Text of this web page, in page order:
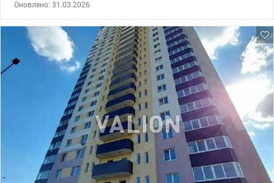
метро Деміївська - 7 хвилин, Оушен Плаза (м. Либідська) 10-12
хв на автомобілі або 15-18 хв. громадським транспортом. Район
спокійний, в пішій доступності дитсадок, школа, супермаркети.
Будинок зданий та заселений у 2021 році, в будинку 3 ліфти,
лічильники на електрику, воду та опалення, радіатори, балкон
засклений. У будинку є власна котельня. Консьєрж. Тел.(044)
200-10-80 valion.ua/1103554
Оновлено: 31.03.2026